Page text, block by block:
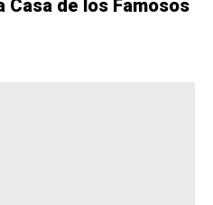
Casa de los Famosos